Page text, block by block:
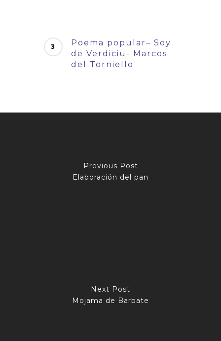
Poema popular– Soy
de Verdiciu- Marcos
del Torniello
Previous Post
Elaboración del pan
Next Post
Mojama de Barbate